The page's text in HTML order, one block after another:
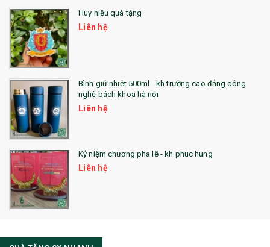
Huy hiệu quà tặng
Liên hệ
Bình giữ nhiệt 500ml - kh trường cao đẳng công
nghệ bách khoa hà nội
Liên hệ
Kỷ niệm chương pha lê - kh phuc hung
Liên hệ